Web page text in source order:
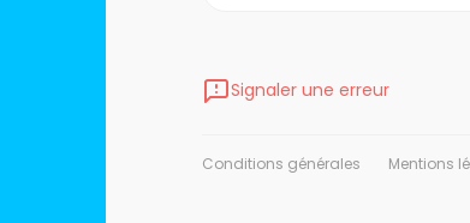
Signaler une erreur
Conditions générales Mentions